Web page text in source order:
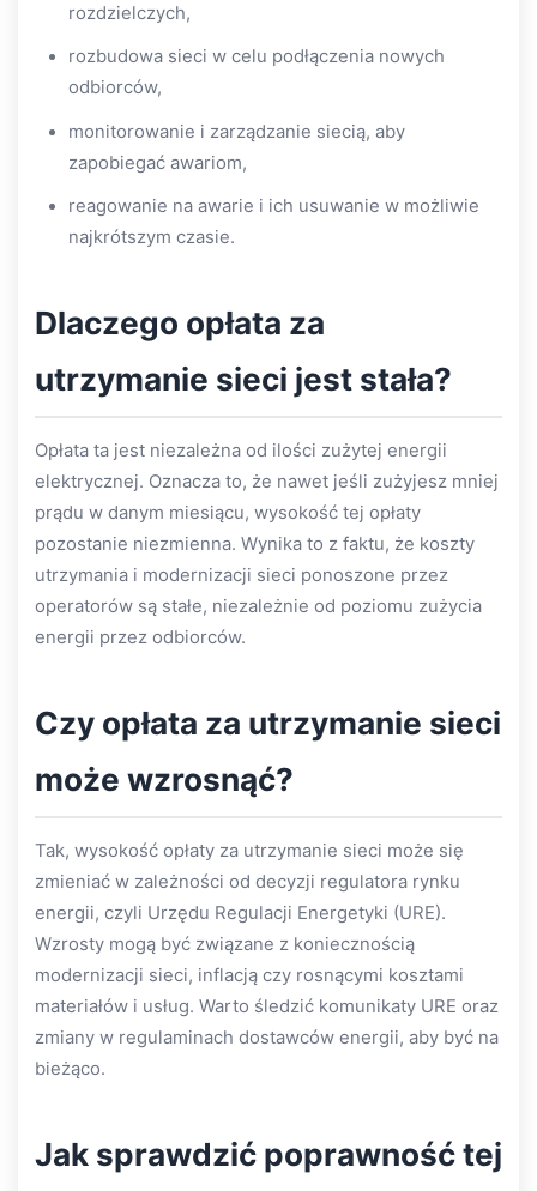
rozdzielczych,
rozbudowa sieci w celu podłączenia nowych
odbiorców,
monitorowanie i zarządzanie siecią, aby
zapobiegać awariom,
reagowanie na awarie i ich usuwanie w możliwie
najkrótszym czasie.
Dlaczego opłata za
utrzymanie sieci jest stała?
Opłata ta jest niezależna od ilości zużytej energii
elektrycznej. Oznacza to, że nawet jeśli zużyjesz mniej
prądu w danym miesiącu, wysokość tej opłaty
pozostanie niezmienna. Wynika to z faktu, że koszty
utrzymania i modernizacji sieci ponoszone przez
operatorów są stałe, niezależnie od poziomu zużycia
energii przez odbiorców.
Czy opłata za utrzymanie sieci
może wzrosnąć?
Tak, wysokość opłaty za utrzymanie sieci może się
zmieniać w zależności od decyzji regulatora rynku
energii, czyli Urzędu Regulacji Energetyki (URE).
Wzrosty mogą być związane z koniecznością
modernizacji sieci, inflacją czy rosnącymi kosztami
materiałów i usług. Warto śledzić komunikaty URE oraz
zmiany w regulaminach dostawców energii, aby być na
bieżąco.
Jak sprawdzić poprawność tej